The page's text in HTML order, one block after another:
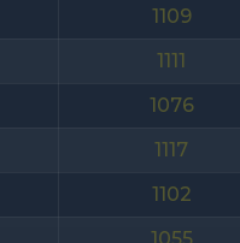
1109
1111
1076
1117
1102